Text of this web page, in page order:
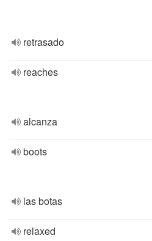
retrasado
reaches
alcanza
boots
las botas
relaxed